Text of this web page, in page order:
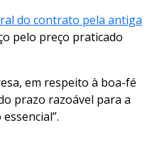
do contrato pela antiga
pelo preço praticado
em respeito à boa-fé
prazo razoável para a